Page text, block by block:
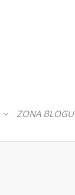
ABRIR
ZONA